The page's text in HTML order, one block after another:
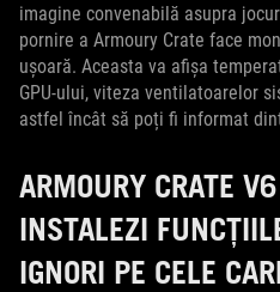
imagine convenabilă asupra
pornire a Armoury Crate face
ușoară. Aceasta va afișa
GPU-ului, viteza ventilatoarelor
astfel încât să poți fi informat
ARMOURY CRATE
INSTALEZI
IGNORI PE CELE